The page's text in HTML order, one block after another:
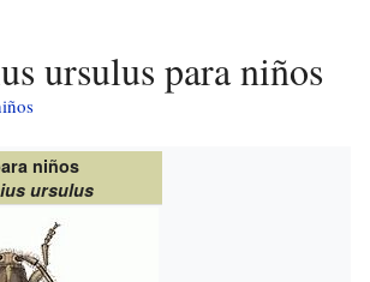
ursulus para niños
niños
ursulus